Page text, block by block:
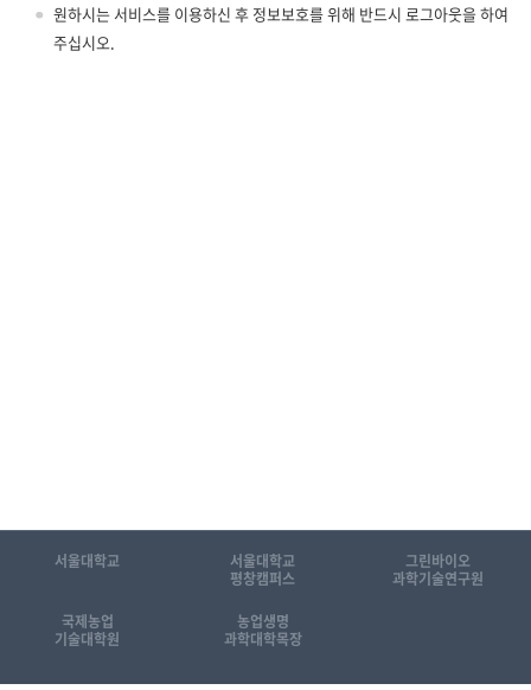
원하시는 서비스를 이용하신 후 정보보호를 위해 반드시 로그아웃을 하여
주십시오.
서울대학교
서울대학교
평창캠퍼스
그린바이오
과학기술연구원
국제농업
기술대학원
농업생명
과학대학목장